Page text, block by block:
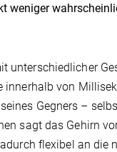
weniger
unterschiedlicher
von
Gegners –
sagt das Gehirn
flexibel an die